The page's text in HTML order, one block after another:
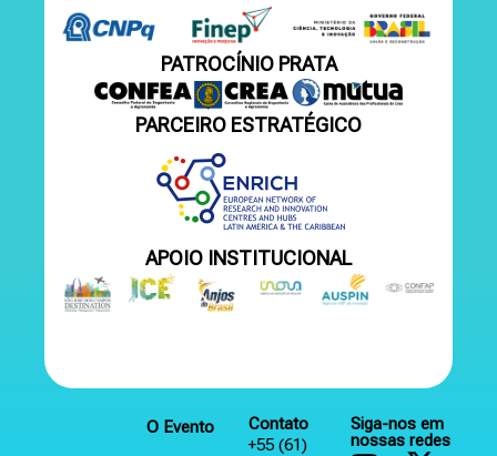
PATROCÍNIO PRATA
PARCEIRO ESTRATÉGICO
APOIO INSTITUCIONAL
O Evento
Contato
+55 (61)
Siga-nos em
nossas redes